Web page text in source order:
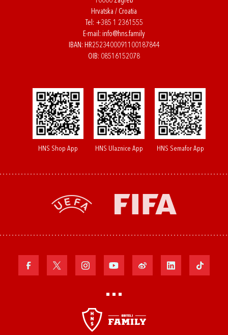
Hrvatska / Croatia
Tel: +385 1 2361555
E-mail: info@hns.family
IBAN: HR2523400091100187844
OIB: 08516152078
HNS Shop App HNS Ulaznice App HNS Semafor App